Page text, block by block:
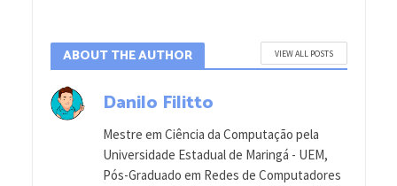
ABOUT THE AUTHOR VIEW ALL POSTS
Danilo Filitto
Mestre em Ciência da Computação pela
Universidade Estadual de Maringá - UEM,
Pós-Graduado em Redes de Computadores